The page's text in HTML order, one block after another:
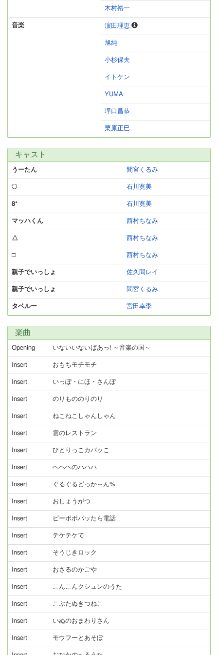
木村裕一
音楽 濵田理恵
旭純
小杉保夫
イトケン
YUMA
坪口昌恭
栗原正巳
キャスト
うーたん 間宮くるみ
○ 石川寛美
8* 石川寛美
マッハくん 西村ちなみ
△ 西村ちなみ
□ 西村ちなみ
親子でいっしょ 佐久間レイ
親子でいっしょ 間宮くるみ
タベルー 宮田幸季
楽曲
Opening いないいないばあっ! ～音楽の国～
Insert おもちモチモチ
Insert いっぽ・にほ・さんぽ
Insert のりもののりのり
Insert ねこねこしゃんしゃん
Insert 雲のレストラン
Insert ひとりっこカバッこ
Insert ヘヘヘのハハハ
Insert ぐるぐるどっか～ん%
Insert おしょうがつ
Insert ピーポポパッたら電話
Insert テケテケて
Insert そうじきロック
Insert おさるのかごや
Insert こんこんクシュンのうた
Insert こぶたぬきつねこ
Insert いぬのおまわりさん
Insert モウフーとあそぼ